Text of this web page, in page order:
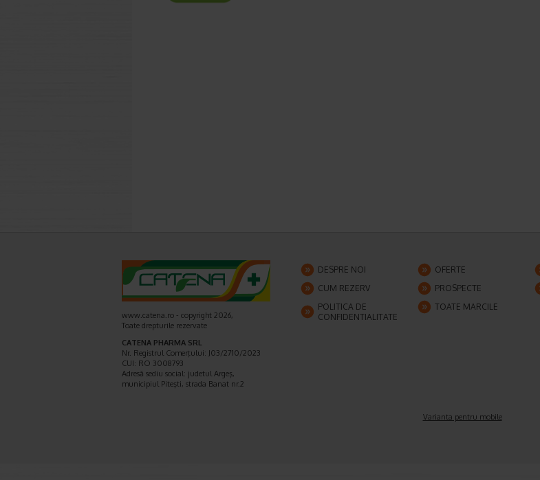
www.catena.ro - copyright 2026,
Toate drepturile rezervate
CATENA PHARMA SRL
Nr. Registrul Comerţului: J03/2710/2023
CUI: RO 3008793
Adresă sediu social: judetul Argeş,
municipiul Piteşti, strada Banat nr.2
DESPRE NOI OFERTE
CUM REZERV
PROSPECTE
POLITICA DE
CONFIDENTIALITATE
TOATE MARCILE
Varianta pentru mobile